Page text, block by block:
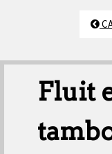
Fluit